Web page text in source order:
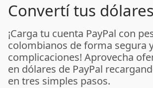
Convertí tus
¡Carga tu cuenta PayPal con
colombianos de forma segura
complicaciones! Aprovecha
en dólares de PayPal
en tres simples pasos.